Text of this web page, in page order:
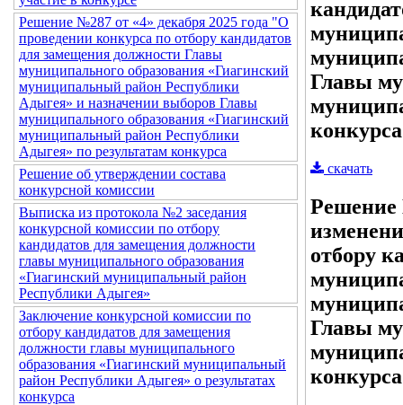
Решение №287 от «4» декабря 2025 года "О
проведении конкурса по отбору кандидатов
для замещения должности Главы
муниципального образования «Гиагинский
муниципальный район Республики
Адыгея» и назначении выборов Главы
муниципального образования «Гиагинский
муниципальный район Республики
Адыгея» по результатам конкурса
Решение об утверждении состава
конкурсной комиссии
Выписка из протокола №2 заседания
конкурсной комиссии по отбору
кандидатов для замещения должности
главы муниципального образования
«Гиагинский муниципальный район
Республики Адыгея»
Заключение конкурсной комиссии по
отбору кандидатов для замещения
должности главы муниципального
образования «Гиагинский муниципальный
район Республики Адыгея» о результатах
конкурса
Главы
скачать
Решение
отбору
Главы